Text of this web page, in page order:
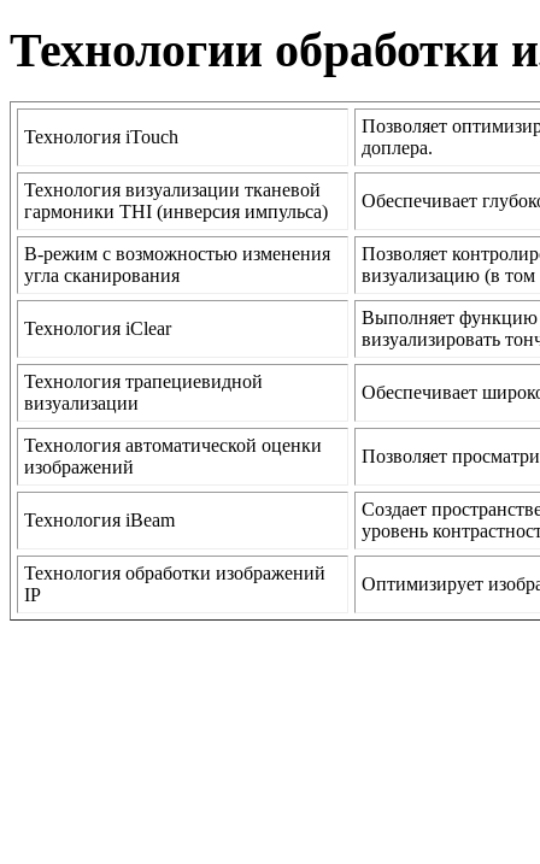
Технологии обработки
Технология iTouch
Позволяет
доплера.
Технология визуализации тканевой
гармоники THI (инверсия импульса)
Обеспечивает
B-режим с возможностью изменения
угла сканирования
Позволяет
визуализацию (в
Технология iClear
Выполняет функцию
визуализировать
Технология трапециевидной
визуализации
Обеспечивает
Технология автоматической оценки
изображений
Позволяет
Технология iBeam
Создает
уровень
Технология обработки изображений
IP
Оптимизирует